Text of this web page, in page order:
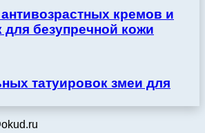
кремов и
безупречной кожи
татуировок змеи для